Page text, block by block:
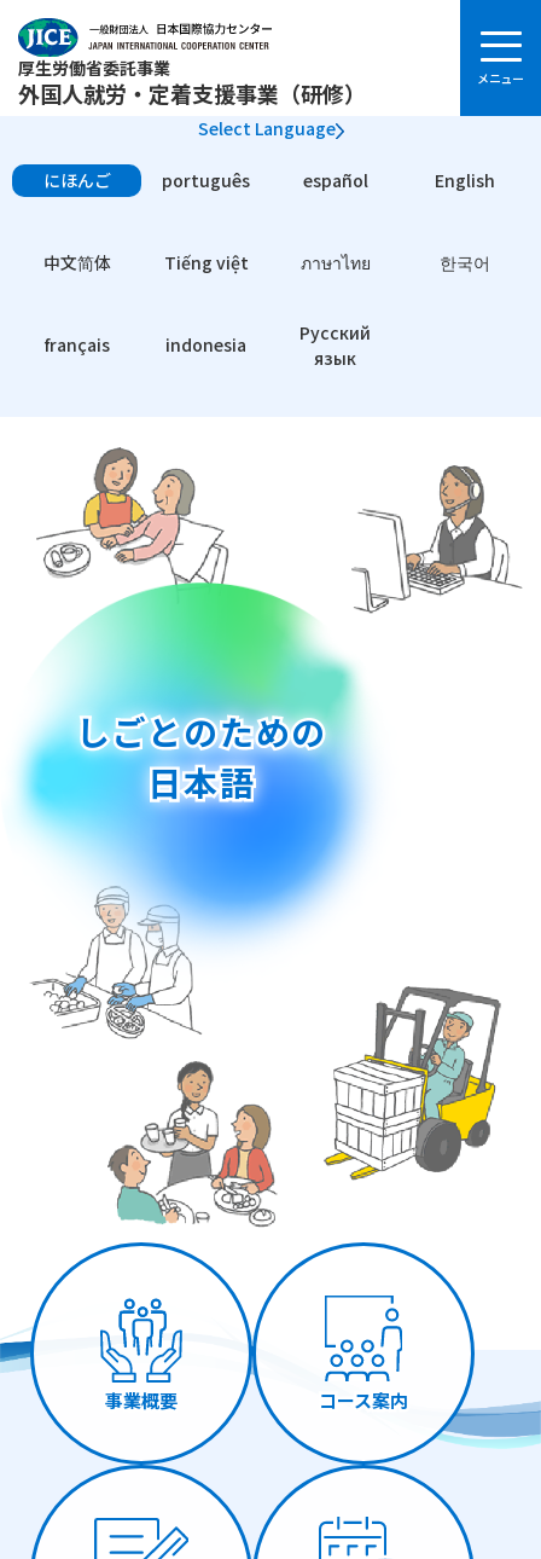
厚生労働省委託事業
外国人就労・定着支援事業（研修）
Select Language
にほんご português español English
中文简体 Tiếng việt ภาษาไทย 한국어
français indonesia
Pусский
язык
しごとのための
日本語
事業概要 コース案内